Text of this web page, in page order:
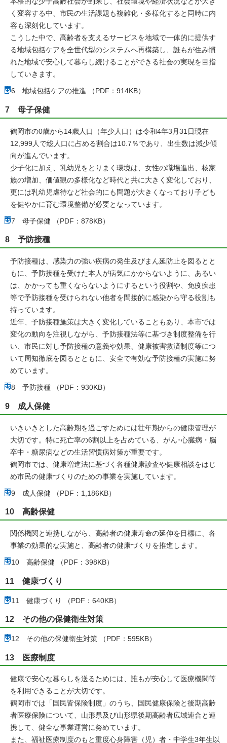
く変容する中、市民の生活課題も複雑化・多様化すると同時に内
容も深刻化しています。
こうした中で、高齢者を支えるサービスを地域で一体的に提供す
る地域包括ケアを全世代型のシステムへ再構築し、誰もが住み慣
れた地域で安心して暮らし続けることができる社会の実現を目指
していきます。
6 地域包括ケアの推進 （PDF：914KB）
7 母子保健
鶴岡市の0歳から14歳人口（年少人口）は令和4年3月31日現在
12,999人で総人口に占める割合は10.7％であり、出生数は減少傾
向が進んでいます。
少子化に加え、乳幼児をとりまく環境は、女性の職場進出、核家
族の増加、価値観の多様化など時代と共に大きく変化しており、
更には乳幼児虐待など社会的にも問題が大きくなっており子ども
を健やかに育む環境整備が必要となっています。
7 母子保健 （PDF：878KB）
8 予防接種
予防接種は、感染力の強い疾病の発生及びまん延防止を図るとと
もに、予防接種を受けた本人が病気にかからないように、あるい
は、かかっても重くならないようにするという役割や、免疫疾患
等で予防接種を受けられない他者を間接的に感染から守る役割も
持っています。
近年、予防接種施策は大きく変化していることもあり、本市では
変化の動向を注視しながら、予防接種法等に基づき制度整備を行
い、市民に対し予防接種の意義や効果、健康被害救済制度等につ
いて周知徹底を図るとともに、安全で有効な予防接種の実施に努
めています。
8 予防接種 （PDF：930KB）
9 成人保健
いきいきとした高齢期を過ごすためには壮年期からの健康管理が
大切です。特に死亡率の6割以上を占めている、がん･心臓病・脳
卒中・糖尿病などの生活習慣病対策が重要です。
鶴岡市では、健康増進法に基づく各種健康診査や健康相談をはじ
め市民の健康づくりのための事業を実施しています。
9 成人保健 （PDF：1,186KB）
10 高齢保健
関係機関と連携しながら、高齢者の健康寿命の延伸を目標に、各
事業の効果的な実施と、高齢者の健康づくりを推進します。
10 高齢保健 （PDF：398KB）
11 健康づくり
11 健康づくり （PDF：640KB）
12 その他の保健衛生対策
12 その他の保健衛生対策 （PDF：595KB）
13 医療制度
健康で安心な暮らしを送るためには、誰もが安心して医療機関等
を利用できることが大切です。
鶴岡市では「国民皆保険制度」のうち、国民健康保険と後期高齢
者医療保険について、山形県及び山形県後期高齢者広域連合と連
携して、健全な事業運営に努めています。
また、福祉医療制度のもと重度心身障害（児）者・中学生3年生以